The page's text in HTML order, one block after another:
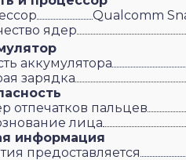
Qualcomm
ядер
аккумулятора
зарядка
отпечатков пальцев
лица
информация
предоставляется